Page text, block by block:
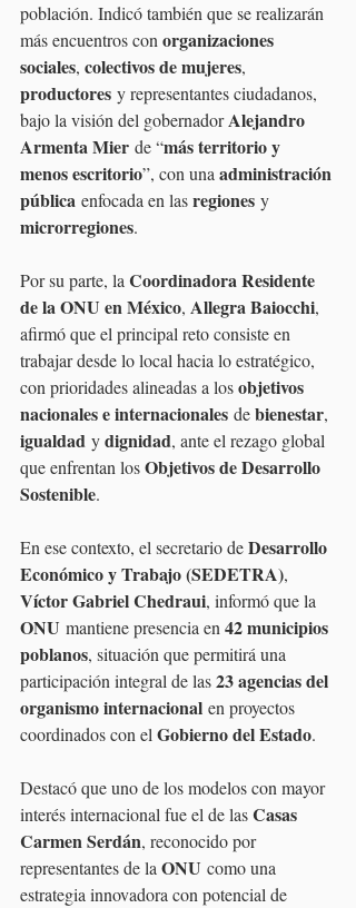
población. Indicó también que se realizarán
más encuentros con organizaciones
sociales, colectivos de mujeres,
productores y representantes ciudadanos,
bajo la visión del gobernador Alejandro
Armenta Mier de “más territorio y
menos escritorio”, con una administración
pública enfocada en las regiones y
microrregiones.
Por su parte, la Coordinadora Residente
de la ONU en México, Allegra Baiocchi,
afirmó que el principal reto consiste en
trabajar desde lo local hacia lo estratégico,
con prioridades alineadas a los objetivos
nacionales e internacionales de bienestar,
igualdad y dignidad, ante el rezago global
que enfrentan los Objetivos de Desarrollo
Sostenible.
En ese contexto, el secretario de Desarrollo
Económico y Trabajo (SEDETRA),
Víctor Gabriel Chedraui, informó que la
ONU mantiene presencia en 42 municipios
poblanos, situación que permitirá una
participación integral de las 23 agencias del
organismo internacional en proyectos
coordinados con el Gobierno del Estado.
Destacó que uno de los modelos con mayor
interés internacional fue el de las Casas
Carmen Serdán, reconocido por
representantes de la ONU como una
estrategia innovadora con potencial de